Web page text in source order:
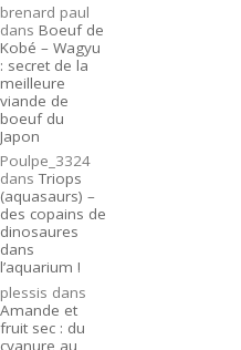
brenard paul
dans Boeuf de
Kobé – Wagyu
: secret de la
meilleure
viande de
boeuf du
Japon
Poulpe_3324
dansTriops
(aquasaurs) –
des copains de
dinosaures
dans
l’aquarium !
plessis dans
Amande et
fruit sec : du
cyanure au